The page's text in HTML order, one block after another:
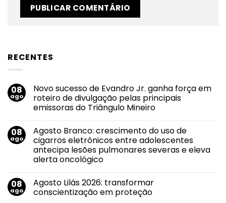
RECENTES
08
ago
Novo sucesso de Evandro Jr. ganha força em
roteiro de divulgação pelas principais
emissoras do Triângulo Mineiro
em
Novo
sucesso
de
Evandro
Jr.
em
roteiro
de
08
ago
Agosto Branco: crescimento do uso de
cigarros eletrônicos entre adolescentes
antecipa lesões pulmonares severas e eleva
alerta oncológico
em
Agosto
Branco:
08
ago
Agosto Lilás 2026: transformar
conscientização em proteção